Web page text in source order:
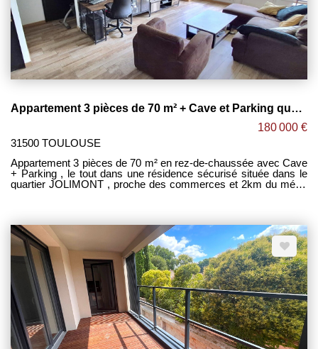
Appartement 3 pièces de 70 m² + Cave et Parking quartier JOLIMONT ! TOULOUSE
180 000 €
31500 TOULOUSE
Appartement 3 pièces de 70 m² en rez-de-chaussée avec Cave
+ Parking , le tout dans une résidence sécurisé située dans le
quartier JOLIMONT , proche des commerces et 2km du métro
parking. -Charges de copropriété : 250€ / Mois incluant l'eau
chaude et le chauffage. Antoine CAMUS LES CLEFS
TOULOUSAINES